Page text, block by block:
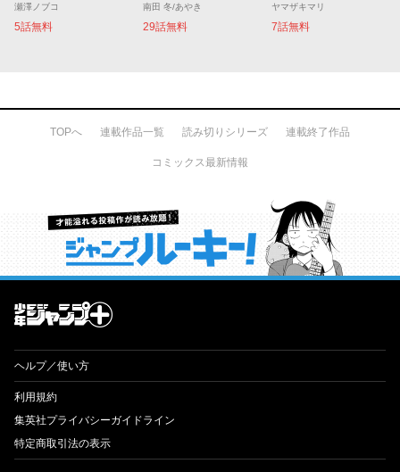
瀬澤ノブコ
5話無料
南田 冬/あやき
29話無料
ヤマザキマリ
7話無料
TOPへ 連載作品一覧 読み切りシリーズ 連載終了作品
コミックス最新情報
才能溢れる投稿作が読み放題！ ジャンプルーキー！
ヘルプ／使い方
利用規約
集英社プライバシーガイドライン
特定商取引法の表示